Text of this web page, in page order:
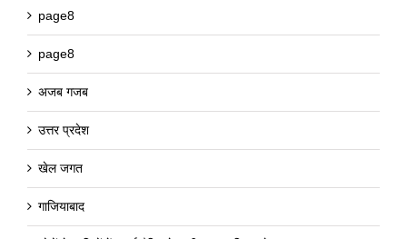
page8
page8
अजब गजब
उत्तर प्रदेश
खेल जगत
गाजियाबाद